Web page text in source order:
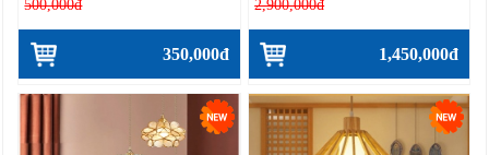
500,000đ
350,000đ
2,900,000đ
1,450,000đ